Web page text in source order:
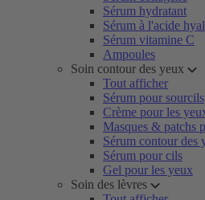
Sérum hydratant
Sérum à l'acide
Sérum vitamine C
Ampoules
Soin contour des yeux
Tout afficher
Sérum pour sourcils
Crème pour les
Masques & patchs
Sérum contour des
Sérum pour cils
Gel pour les yeux
Soin des lèvres